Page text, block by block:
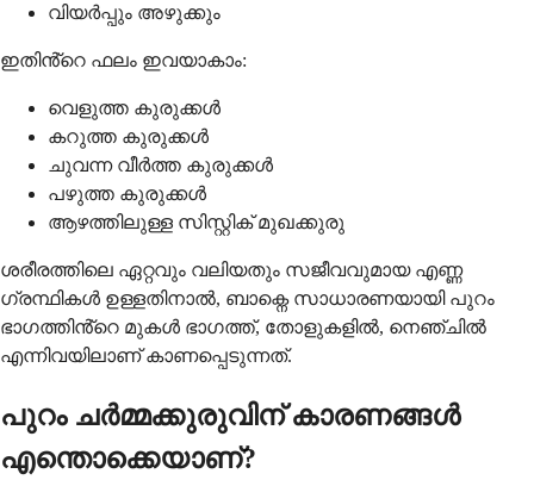
വിയർപ്പും അഴുക്കും
ഇതിൻ്റെ ഫലം ഇവയാകാം:
വെളുത്ത കുരുക്കൾ
കറുത്ത കുരുക്കൾ
ചുവന്ന വീർത്ത കുരുക്കൾ
പഴുത്ത കുരുക്കൾ
ആഴത്തിലുള്ള സിസ്റ്റിക് മുഖക്കുരു
ശരീരത്തിലെ ഏറ്റവും വലിയതും സജീവവുമായ എണ്ണ
ഗ്രന്ഥികൾ ഉള്ളതിനാൽ, ബാക്നെ സാധാരണയായി പുറം
ഭാഗത്തിൻ്റെ മുകൾ ഭാഗത്ത്, തോളുകളിൽ, നെഞ്ചിൽ
എന്നിവയിലാണ് കാണപ്പെടുന്നത്.
പുറം ചർമ്മക്കുരുവിന് കാരണങ്ങൾ
എന്തൊക്കെയാണ്?